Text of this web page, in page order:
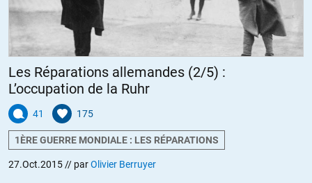
Les Réparations allemandes (2/5) :
L’occupation de la Ruhr
41 175
1ÈRE GUERRE MONDIALE : LES RÉPARATIONS
27.Oct.2015 // parOlivier Berruyer